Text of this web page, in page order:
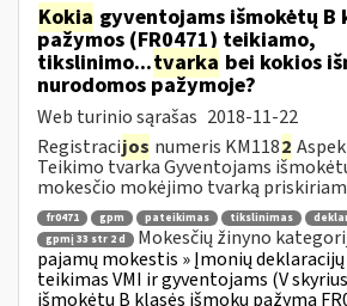
Kokia gyventojams išmokėtų B
pažymos (FR0471) teikiamo,
tikslinimo...tvarka bei kokios
nurodomos pažymoje?
Web turinio sąrašas 2018-11-22
Registracijos numeris KM1182
Teikimo tvarka Gyventojams
mokesčio mokėjimo tvarką
fr0471 gpm pateikimas tikslinimas
gpmį 33 str 2 d
Mokesčių žinyno
pajamų mokestis » Įmonių
teikimas VMI ir gyventojams (V
išmokėtų B klasės išmokų pažyma